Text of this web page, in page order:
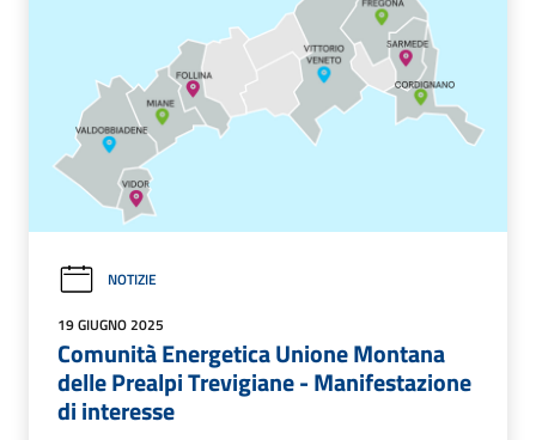
NOTIZIE
19 GIUGNO 2025
Comunità Energetica Unione Montana
delle Prealpi Trevigiane - Manifestazione
di interesse